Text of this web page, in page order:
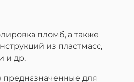
пломб, а также
из пластмасс,
и др.
для